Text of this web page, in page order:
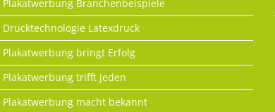
Plakatwerbung Branchenbeispiele
Drucktechnologie Latexdruck
Plakatwerbung bringt Erfolg
Plakatwerbung trifft jeden
Plakatwerbung macht bekannt